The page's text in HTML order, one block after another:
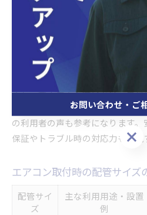
管工事選定のチェックポ
現場調査と配管ルートの確認
配管素材とサイズの適合性
業者の施工実績やアフターサー
見積内容の明確さと追加費用の
また、管工事業者選びでは、東
状況、過去の施工事例を必ず確
の利用者の声も参考になります
保証やトラブル時の対応力も重視
エアコン取付時の配管サイズ
配管サイ
ズ
主な利用用途・設置
例
お問い合わせ・ご
お問い合わせ・ご